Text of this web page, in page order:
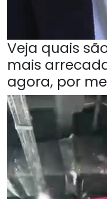
Veja quais
mais
agora, por